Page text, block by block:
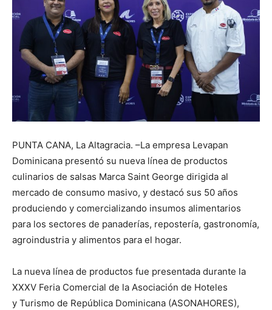
PUNTA CANA, La Altagracia. –La empresa Levapan
Dominicana presentó su nueva línea de productos
culinarios de salsas Marca Saint George dirigida al
mercado de consumo masivo, y destacó sus 50 años
produciendo y comercializando insumos alimentarios
para los sectores de panaderías, repostería, gastronomía,
agroindustria y alimentos para el hogar.
La nueva línea de productos fue presentada durante la
XXXV Feria Comercial de la Asociación de Hoteles
y Turismo de República Dominicana (ASONAHORES),